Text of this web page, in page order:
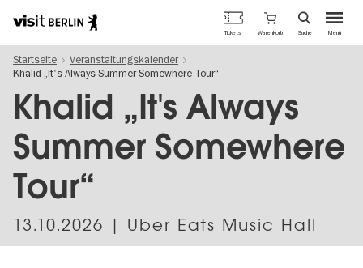
zum
Inhalt
Berlins
offizielles
Tourismusportal
Menü
Tickets Warenkorb Suche
Startseite
Veranstaltungskalender
Khalid „It's Always Summer Somewhere Tour“
Khalid „It's Always
Summer Somewhere
Tour“
13.10.2026 | Uber Eats Music Hall